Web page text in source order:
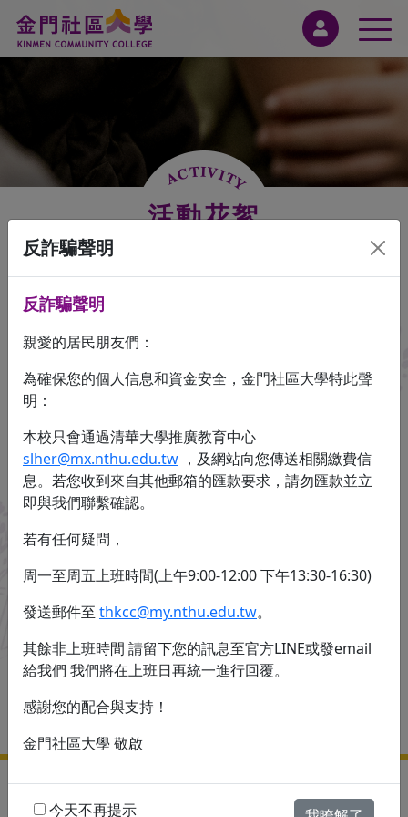
活動花絮
113秋季初級寫作技巧與表達培訓班
CONTACT US
反詐騙聲明
反詐騙聲明
親愛的居民朋友們：
為確保您的個人信息和資金安全，金門社區大學特此聲
明：
本校只會通過清華大學推廣教育中心
slher@mx.nthu.edu.tw ，及網站向您傳送相關繳費信
息。若您收到來自其他郵箱的匯款要求，請勿匯款並立
即與我們聯繫確認。
若有任何疑問，
周一至周五上班時間(上午9:00-12:00 下午13:30-16:30)
發送郵件至 thkcc@my.nthu.edu.tw。
其餘非上班時間 請留下您的訊息至官方LINE或發email
給我們 我們將在上班日再統一進行回覆。
感謝您的配合與支持！
金門社區大學 敬啟
今天不再提示